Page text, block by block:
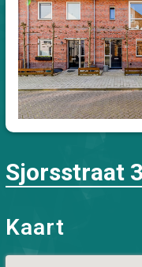
Sjorsstraat
Kaart